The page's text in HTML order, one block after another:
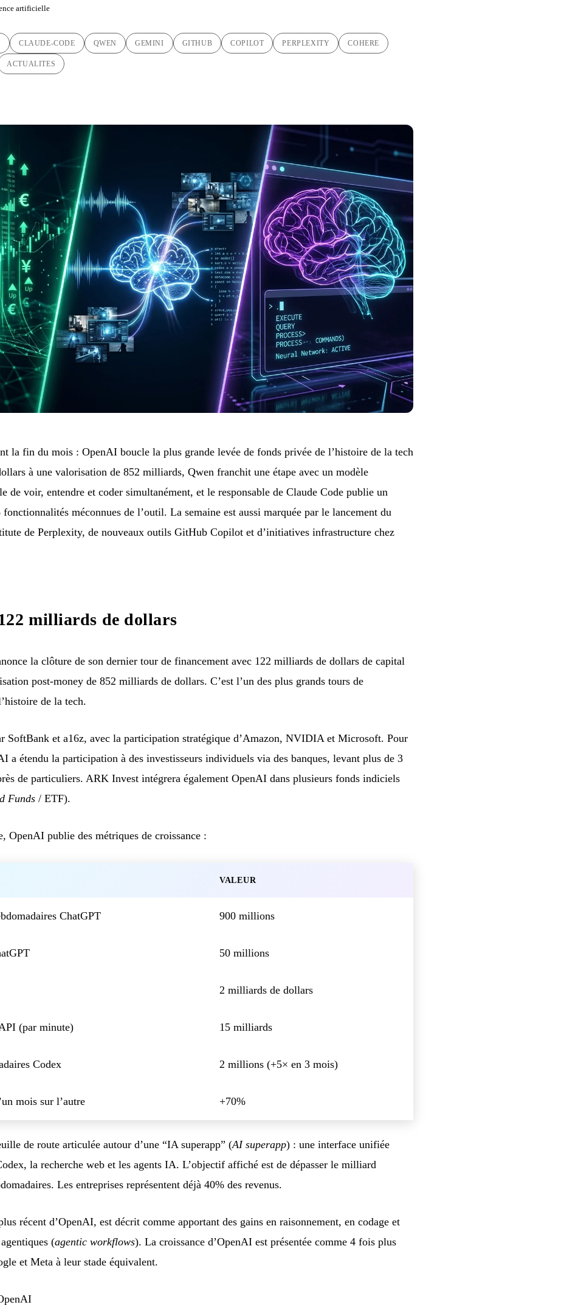
artificielle
CLAUDE-CODE QWEN GEMINI GITHUB COPILOT PERPLEXITY COHERE
ACTUALITES
la fin du mois : OpenAI boucle la plus grande levée de fonds privée de l’histoire de la tech
à une valorisation de 852 milliards, Qwen franchit une étape avec un modèle
de voir, entendre et coder simultanément, et le responsable de Claude Code publie un
méconnues de l’outil. La semaine est aussi marquée par le lancement du
de Perplexity, de nouveaux outils GitHub Copilot et d’initiatives infrastructure chez
milliards de dollars
la clôture de son dernier tour de financement avec 122 milliards de dollars de capital
post-money de 852 milliards de dollars. C’est l’un des plus grands tours de
de la tech.
SoftBank et a16z, avec la participation stratégique d’Amazon, NVIDIA et Microsoft. Pour
a étendu la participation à des investisseurs individuels via des banques, levant plus de 3
de particuliers. ARK Invest intégrera également OpenAI dans plusieurs fonds indiciels
Funds / ETF).
OpenAI publie des métriques de croissance :
VALEUR
ChatGPT 900 millions
50 millions
2 milliards de dollars
(par minute) 15 milliards
Codex 2 millions (+5× en 3 mois)
mois sur l’autre +70%
de route articulée autour d’une “IA superapp” (AI superapp) : une interface unifiée
la recherche web et les agents IA. L’objectif affiché est de dépasser le milliard
Les entreprises représentent déjà 40% des revenus.
récent d’OpenAI, est décrit comme apportant des gains en raisonnement, en codage et
(agentic workflows). La croissance d’OpenAI est présentée comme 4 fois plus
et Meta à leur stade équivalent.